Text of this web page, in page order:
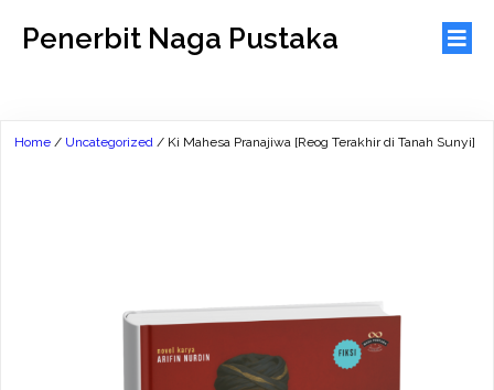
Penerbit Naga Pustaka
Home / Uncategorized / Ki Mahesa Pranajiwa [Reog Terakhir di Tanah Sunyi]